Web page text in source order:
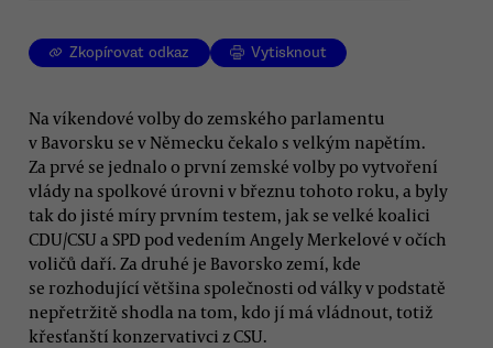
Zkopírovat odkaz Vytisknout
Na víkendové volby do zemského parlamentu
v Bavorsku se v Německu čekalo s velkým napětím.
Za prvé se jednalo o první zemské volby po vytvoření
vlády na spolkové úrovni v březnu tohoto roku, a byly
tak do jisté míry prvním testem, jak se velké koalici
CDU/CSU a SPD pod vedením Angely Merkelové v očích
voličů daří. Za druhé je Bavorsko zemí, kde
se rozhodující většina společnosti od války v podstatě
nepřetržitě shodla na tom, kdo jí má vládnout, totiž
křesťanští konzervativci z CSU.